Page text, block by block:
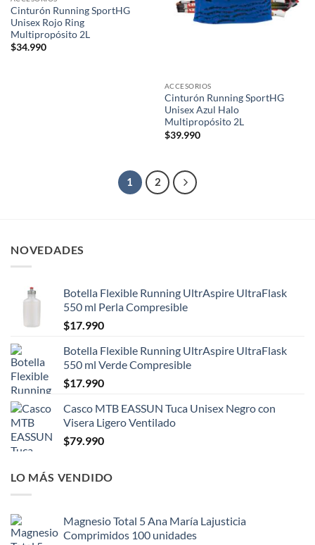
Cinturón Running SportHG
Unisex Rojo Ring
Multipropósito 2L
$34.990
ACCESORIOS
Cinturón Running SportHG
Unisex Azul Halo
Multipropósito 2L
$39.990
1 2
NOVEDADES
Botella Flexible Running UltrAspire UltraFlask
550 ml Perla Compresible
$17.990
Botella Flexible Running UltrAspire UltraFlask
550 ml Verde Compresible
$17.990
Casco MTB EASSUN Tuca Unisex Negro con
Visera Ligero Ventilado
$79.990
LO MÁS VENDIDO
Magnesio Total 5 Ana María Lajusticia
Comprimidos 100 unidades